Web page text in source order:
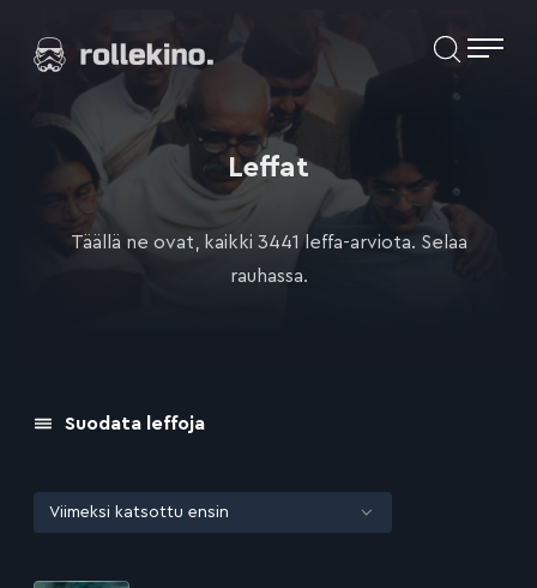
suoraan
sisältöön
Elokuvat ja elokuva-arviot | Rollekino.fi
Fiilistelyä
lopputekstien
jälkeen.
Leffat
Täällä ne ovat, kaikki 3441 leffa-arviota. Selaa
rauhassa.
Suodata leffoja